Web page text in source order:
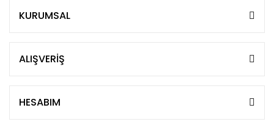
KURUMSAL
ALIŞVERİŞ
HESABIM